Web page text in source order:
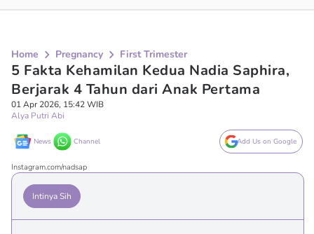
Home Pregnancy First Trimester
5 Fakta Kehamilan Kedua Nadia Saphira,
Berjarak 4 Tahun dari Anak Pertama
01 Apr 2026, 15:42 WIB
Alya Putri Abi
News Channel Add Us on Google
Instagram.com/nadsap
Intinya Sih